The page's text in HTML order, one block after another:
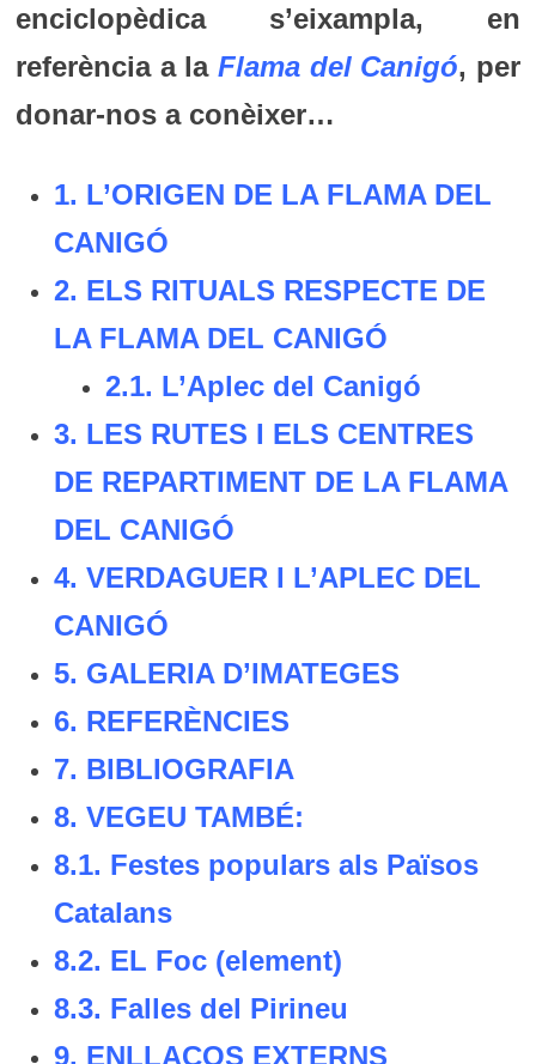
enciclopèdica s’eixampla, en
referència a la Flama del Canigó, per
donar-nos a conèixer…
1. L’ORIGEN DE LA FLAMA DEL
CANIGÓ
2. ELS RITUALS RESPECTE DE
LA FLAMA DEL CANIGÓ
2.1. L’Aplec del Canigó
3. LES RUTES I ELS CENTRES
DE REPARTIMENT DE LA FLAMA
DEL CANIGÓ
4. VERDAGUER I L’APLEC DEL
CANIGÓ
5. GALERIA D’IMATEGES
6. REFERÈNCIES
7. BIBLIOGRAFIA
8. VEGEU TAMBÉ:
8.1. Festes populars als Països
Catalans
8.2. EL Foc (element)
8.3. Falles del Pirineu
9. ENLLAÇOS EXTERNS